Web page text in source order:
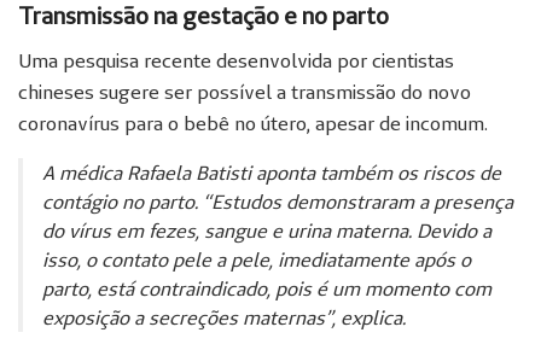
Transmissão na gestação e no parto
Uma pesquisa recente desenvolvida por cientistas
chineses sugere ser possível a transmissão do novo
coronavírus para o bebê no útero, apesar de incomum.
A médica Rafaela Batisti aponta também os riscos de
contágio no parto. “Estudos demonstraram a presença
do vírus em fezes, sangue e urina materna. Devido a
isso, o contato pele a pele, imediatamente após o
parto, está contraindicado, pois é um momento com
exposição a secreções maternas”, explica.